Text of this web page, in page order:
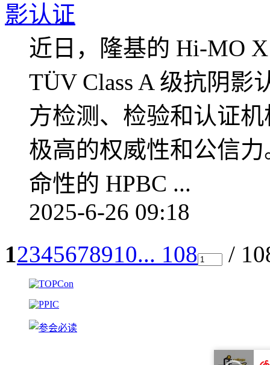
影认证
近日，隆基的 Hi-MO
TÜV Class A 级抗阴
方检测、检验和认证
极高的权威性和公信
命性的 HPBC ...
2025-6-26 09:18
12345678910... 108 /